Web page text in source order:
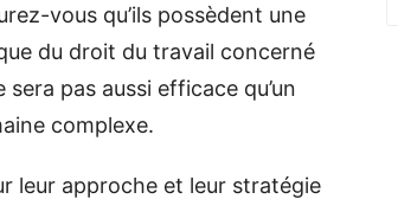
vous qu’ils possèdent une
du droit du travail concerné
pas aussi efficace qu’un
complexe.
leur approche et leur stratégie